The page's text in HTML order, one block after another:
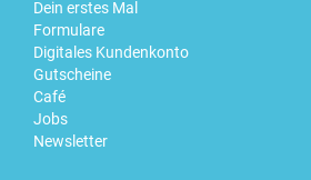
Dein erstes Mal
Formulare
Digitales Kundenkonto
Gutscheine
Café
Jobs
Newsletter